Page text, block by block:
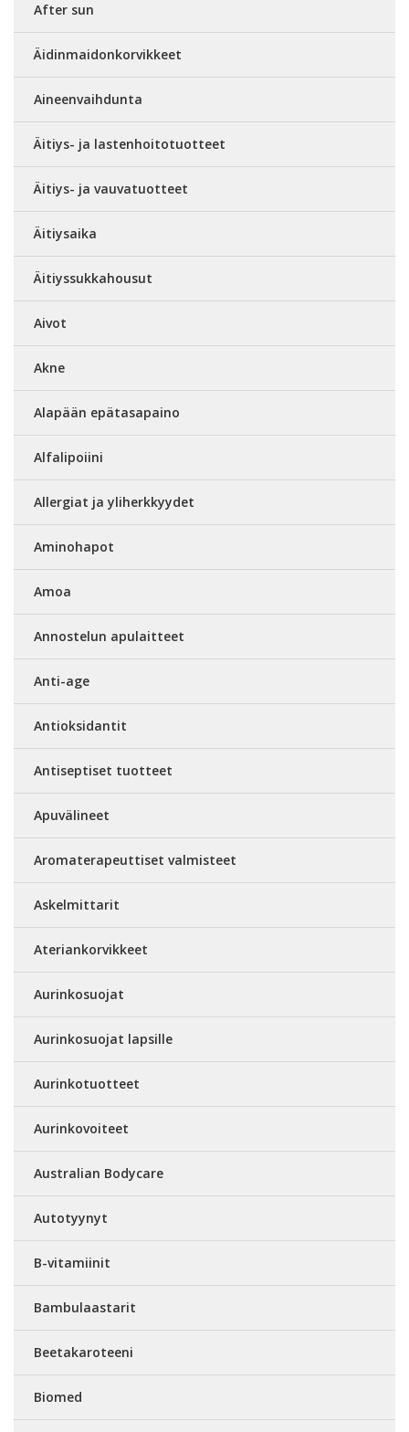
After sun
Äidinmaidonkorvikkeet
Aineenvaihdunta
Äitiys- ja lastenhoitotuotteet
Äitiys- ja vauvatuotteet
Äitiysaika
Äitiyssukkahousut
Aivot
Akne
Alapään epätasapaino
Alfalipoiini
Allergiat ja yliherkkyydet
Aminohapot
Amoa
Annostelun apulaitteet
Anti-age
Antioksidantit
Antiseptiset tuotteet
Apuvälineet
Aromaterapeuttiset valmisteet
Askelmittarit
Ateriankorvikkeet
Aurinkosuojat
Aurinkosuojat lapsille
Aurinkotuotteet
Aurinkovoiteet
Australian Bodycare
Autotyynyt
B-vitamiinit
Bambulaastarit
Beetakaroteeni
Biomed